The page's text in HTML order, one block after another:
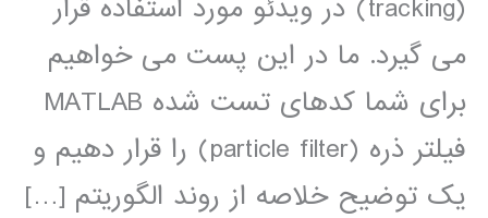
(tracking) در ویدئو مورد استفاده قرار
می گیرد. ما در این پست می خواهیم
برای شما کدهای تست شده MATLAB
فیلتر ذره (particle filter) را قرار دهیم و
یک توضیح خلاصه از روند الگوریتم […]